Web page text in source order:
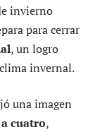
invierno
para cerrar
, un logro
invernal.
una imagen
a cuatro,